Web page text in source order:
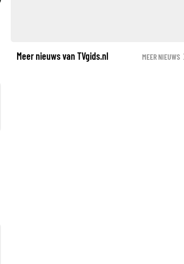
Meer nieuws van TVgids.nl MEER NIEUWS